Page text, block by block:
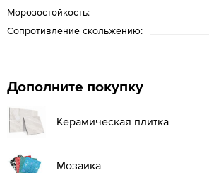
Морозостойкость:
Сопротивление скольжению:
Дополните покупку
Керамическая плитка
Мозаика